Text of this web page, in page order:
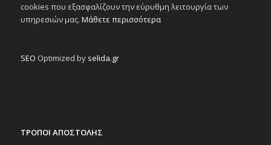
cookies που εξασφαλίζουν την εύρυθμη λειτουργία των
υπηρεσιών μας. Μάθετε περισσότερα
SEO Optimized by selida.gr
ΤΡΟΠΟΙ ΑΠΟΣΤΟΛΗΣ